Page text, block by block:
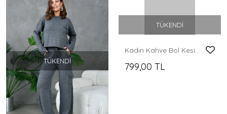
TÜKENDI
TÜKENDI
Kadın Kahve Bol Kesim Askılı Tulum Elbise
799,00 TL